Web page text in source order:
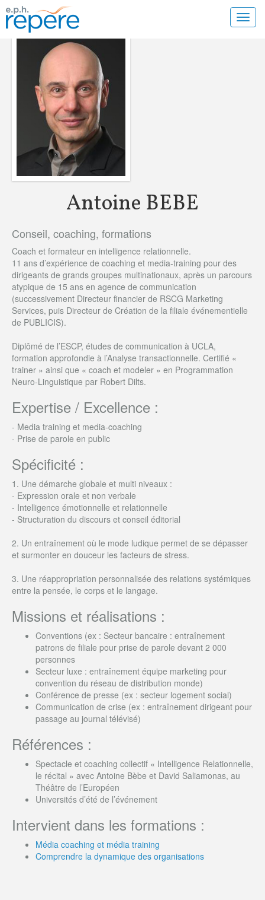
Antoine BEBE
Conseil, coaching, formations
Coach et formateur en intelligence relationnelle.
11 ans d’expérience de coaching et media-training pour des
dirigeants de grands groupes multinationaux, après un parcours
atypique de 15 ans en agence de communication
(successivement Directeur financier de RSCG Marketing
Services, puis Directeur de Création de la filiale événementielle
de PUBLICIS).
Diplômé de l’ESCP, études de communication à UCLA,
formation approfondie à l’Analyse transactionnelle. Certifié «
trainer » ainsi que « coach et modeler » en Programmation
Neuro-Linguistique par Robert Dilts.
Expertise / Excellence :
- Media training et media-coaching
- Prise de parole en public
Spécificité :
1. Une démarche globale et multi niveaux :
- Expression orale et non verbale
- Intelligence émotionnelle et relationnelle
- Structuration du discours et conseil éditorial
2. Un entraînement où le mode ludique permet de se dépasser
et surmonter en douceur les facteurs de stress.
3. Une réappropriation personnalisée des relations systémiques
entre la pensée, le corps et le langage.
Missions et réalisations :
Conventions (ex : Secteur bancaire : entraînement
patrons de filiale pour prise de parole devant 2 000
personnes
Secteur luxe : entraînement équipe marketing pour
convention du réseau de distribution monde)
Conférence de presse (ex : secteur logement social)
Communication de crise (ex : entraînement dirigeant pour
passage au journal télévisé)
Références :
Spectacle et coaching collectif « Intelligence Relationnelle,
le récital » avec Antoine Bèbe et David Saliamonas, au
Théâtre de l’Européen
Universités d’été de l’événement
Intervient dans les formations :
Média coaching et média training
Comprendre la dynamique des organisations